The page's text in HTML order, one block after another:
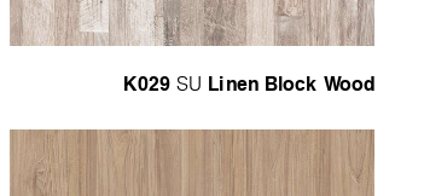
K029 SU Linen Block Wood